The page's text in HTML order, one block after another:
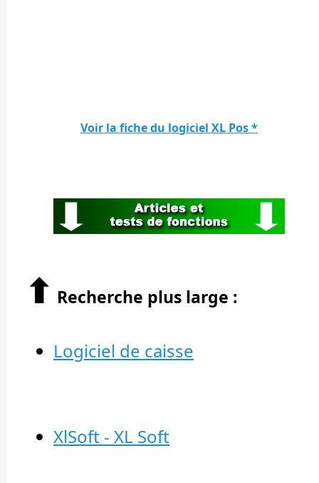
Voir la fiche du logiciel XL Pos *
⬆︎ Recherche plus large :
Logiciel de caisse
XlSoft - XL Soft